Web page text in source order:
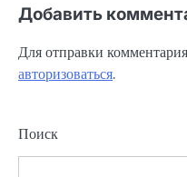
Добавить
Для отправки
авторизоваться.
Поиск